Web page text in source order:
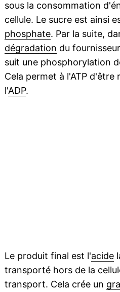
sous la consommation
cellule. Le sucre est ainsi
phosphate. Par la suite,
dégradation du
suit une phosphorylation
Cela permet à l'ATP d'être
l'ADP.
Le produit final est l'acide
transporté hors de la
transport. Cela crée un